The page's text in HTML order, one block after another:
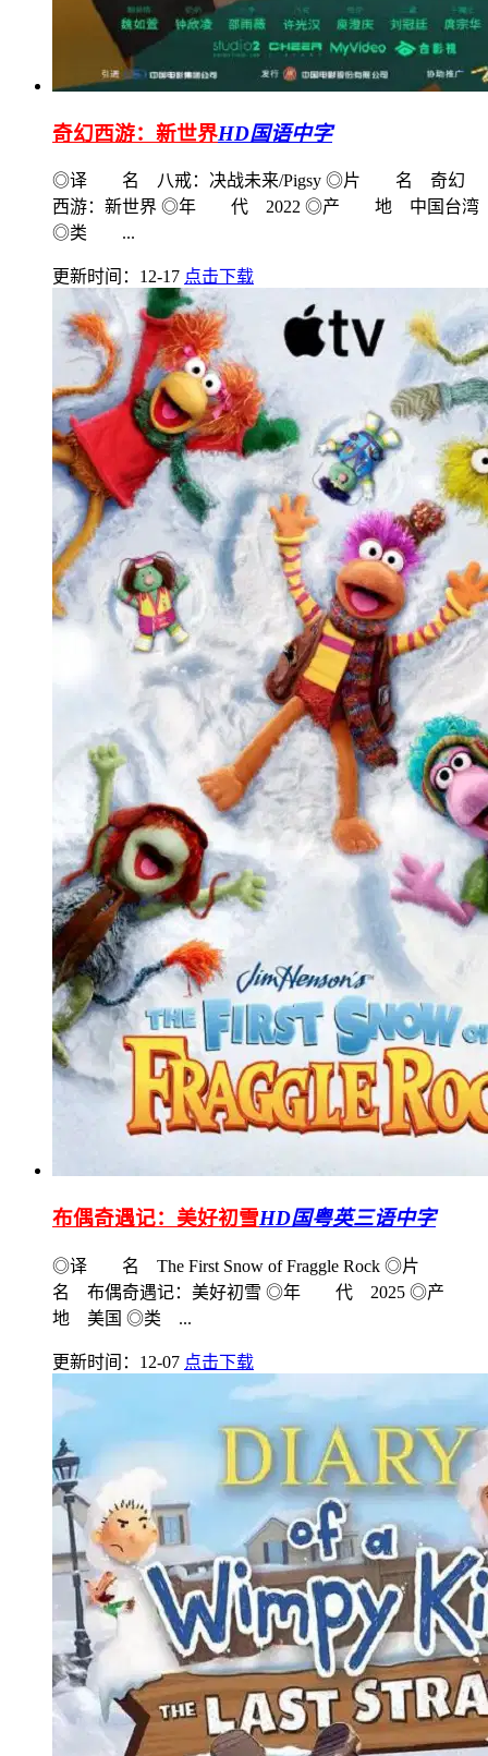
奇幻西游：新世界HD国语中字
◎译 名 八戒：决战未来/Pigsy ◎片 名 奇幻
西游：新世界 ◎年 代 2022 ◎产 地 中国台湾
◎类 ...
更新时间：12-17 点击下载
布偶奇遇记：美好初雪HD国粤英三语中字
◎译 名 The First Snow of Fraggle Rock ◎片
名 布偶奇遇记：美好初雪 ◎年 代 2025 ◎产
地 美国 ◎类 ...
更新时间：12-07 点击下载